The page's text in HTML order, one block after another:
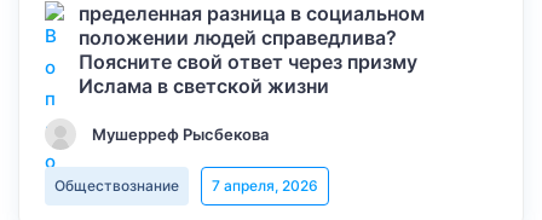
пределенная разница в социальном
положении людей справедлива?
Поясните свой ответ через призму
Ислама в светской жизни
Мушерреф Рысбекова
Обществознание 7 апреля, 2026